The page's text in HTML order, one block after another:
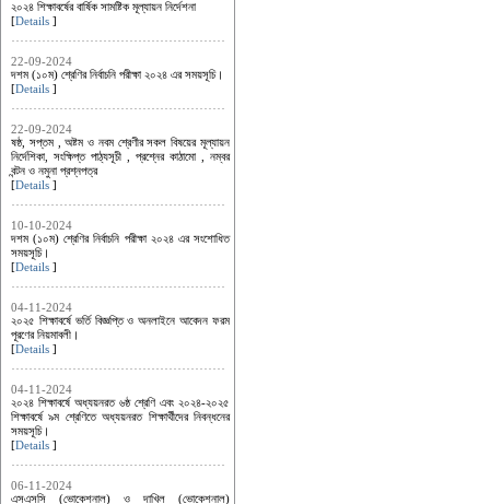
২০২৪ শিক্ষাবর্ষের বার্ষিক সামষ্টিক মূল্যায়ন নির্দেশনা
[Details ]
22-09-2024
দশম (১০ম) শ্রেণির নির্বাচনি পরীক্ষা ২০২৪ এর সময়সূচি।
[Details ]
22-09-2024
ষষ্ঠ, সপ্তম , অষ্টম ও নবম শ্রেণীর সকল বিষয়ের মূল্যায়ন
নির্দেশিকা, সংক্ষিপ্ত পাঠ্যসূচী , প্রশ্নের কাঠামো , নম্বর
বন্টন ও নমুনা প্রশ্নপত্র
[Details ]
10-10-2024
দশম (১০ম) শ্রেণির নির্বাচনি পরীক্ষা ২০২৪ এর সংশোধিত
সময়সূচি।
[Details ]
04-11-2024
২০২৫ শিক্ষাবর্ষে ভর্তি বিজ্ঞপ্তি ও অনলাইনে আবেদন ফরম
পূরণের নিয়মাবলী।
[Details ]
04-11-2024
২০২৪ শিক্ষাবর্ষে অধ্যয়নরত ৬ষ্ঠ শ্রেণি এবং ২০২৪-২০২৫
শিক্ষাবর্ষে ৯ম শ্রেণিতে অধ্যয়নরত শিক্ষার্থীদের নিবন্ধনের
সময়সূচি।
[Details ]
06-11-2024
এসএসসি (ভোকেশনাল) ও দাখিল (ভোকেশনাল)